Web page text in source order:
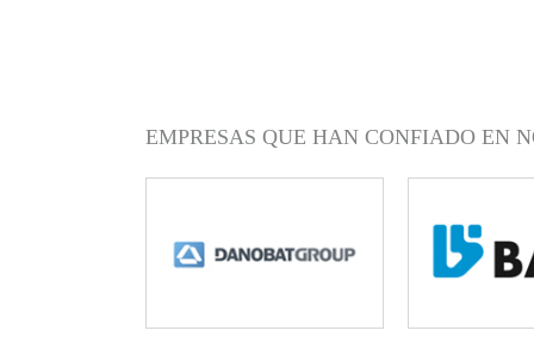
EMPRESAS QUE HAN CONFIADO EN